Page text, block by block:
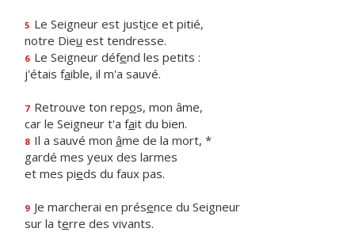
5 Le Seigneur est justice et pitié,
notre Dieu est tendresse.
6 Le Seigneur défend les petits :
j'étais faible, il m'a sauvé.
7 Retrouve ton repos, mon âme,
car le Seigneur t'a fait du bien.
8 Il a sauvé mon âme de la mort, *
gardé mes yeux des larmes
et mes pieds du faux pas.
9 Je marcherai en présence du Seigneur
sur la terre des vivants.